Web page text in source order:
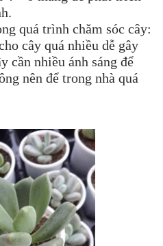
quá trình chăm sóc cây:
cây quá nhiều dễ gây
cần nhiều ánh sáng để
nên để trong nhà quá